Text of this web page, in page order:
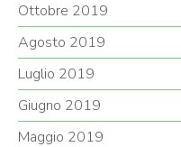
Ottobre 2019
Agosto 2019
Luglio 2019
Giugno 2019
Maggio 2019